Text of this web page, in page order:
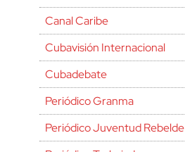
Canal Caribe
Cubavisión Internacional
Cubadebate
Periódico Granma
Periódico Juventud Rebelde